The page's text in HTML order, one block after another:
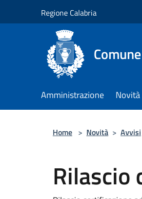
Regione Calabria
Amministrazione Novità
Home > Novità > Avvisi
Rilascio